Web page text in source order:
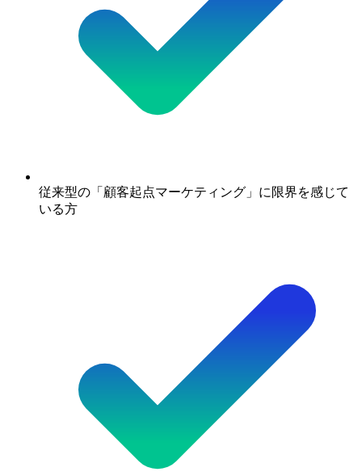
従来型の「顧客起点マーケティング」に限界を感じて
いる方